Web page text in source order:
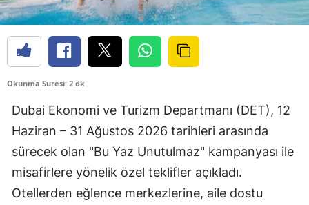
Okunma Süresi: 2 dk
Dubai Ekonomi ve Turizm Departmanı (DET), 12
Haziran – 31 Ağustos 2026 tarihleri arasında
sürecek olan "Bu Yaz Unutulmaz" kampanyası ile
misafirlere yönelik özel teklifler açıkladı.
Otellerden eğlence merkezlerine, aile dostu